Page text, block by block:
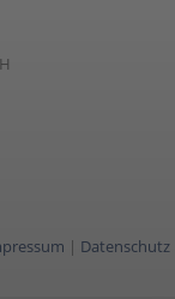
| Datenschutz